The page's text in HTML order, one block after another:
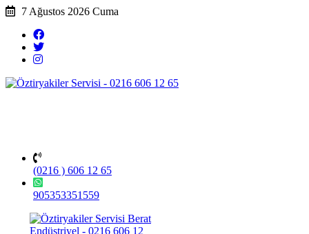
7 Ağustos 2026 Cuma
(0216 ) 606 12 65
905353351559